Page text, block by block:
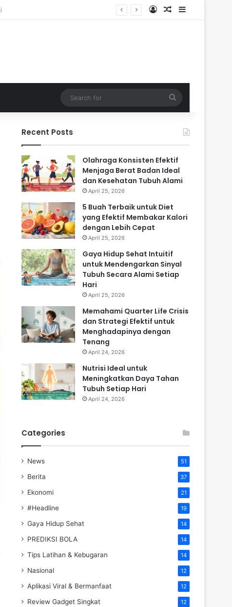
Log InRandom Article
Sidebar
for
Recent Posts
Olahraga Konsisten Efektif
Menjaga Berat Badan Ideal
dan Kesehatan Tubuh Alami
April 25, 2026
5 Buah Terbaik untuk Diet
yang Efektif Membakar Kalori
dengan Lebih Cepat
April 25, 2026
Gaya Hidup Sehat Intuitif
untuk Mendengarkan Sinyal
Tubuh Secara Alami Setiap
Hari
April 25, 2026
Memahami Quarter Life Crisis
dan Strategi Efektif untuk
Menghadapinya dengan
Tenang
April 24, 2026
Nutrisi Ideal untuk
Meningkatkan Daya Tahan
Tubuh Setiap Hari
April 24, 2026
Categories
News 51
Berita 37
Ekonomi 21
#Headline 19
Gaya Hidup Sehat 14
PREDIKSI BOLA 14
Tips Latihan & Kebugaran 14
Nasional 12
Aplikasi Viral & Bermanfaat 12
Review Gadget Singkat 12